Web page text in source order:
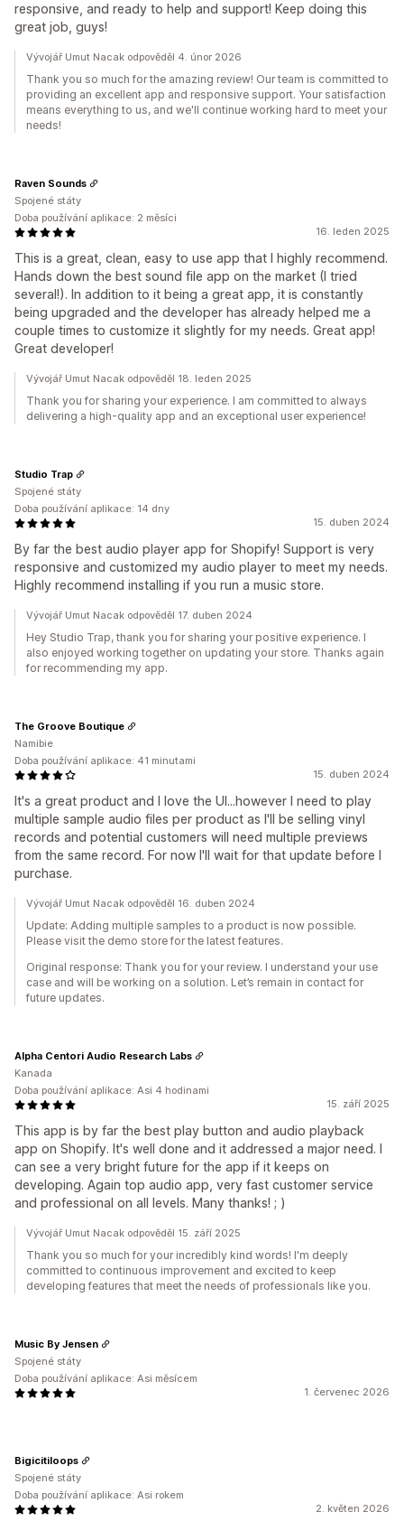
responsive, and ready to help and support! Keep doing this
great job, guys!
Vývojář Umut Nacak odpověděl 4. únor 2026
Thank you so much for the amazing review! Our team is committed to
providing an excellent app and responsive support. Your satisfaction
means everything to us, and we'll continue working hard to meet your
needs!
16. leden 2025
This is a great, clean, easy to use app that I highly recommend.
Hands down the best sound file app on the market (I tried
several!). In addition to it being a great app, it is constantly
being upgraded and the developer has already helped me a
couple times to customize it slightly for my needs. Great app!
Great developer!
Raven Sounds
Spojené státy
Doba používání aplikace: 2 měsíci
Vývojář Umut Nacak odpověděl 18. leden 2025
Thank you for sharing your experience. I am committed to always
delivering a high-quality app and an exceptional user experience!
15. duben 2024
By far the best audio player app for Shopify! Support is very
responsive and customized my audio player to meet my needs.
Highly recommend installing if you run a music store.
Studio Trap
Spojené státy
Doba používání aplikace: 14 dny
Vývojář Umut Nacak odpověděl 17. duben 2024
Hey Studio Trap, thank you for sharing your positive experience. I
also enjoyed working together on updating your store. Thanks again
for recommending my app.
15. duben 2024
It's a great product and I love the UI...however I need to play
multiple sample audio files per product as I'll be selling vinyl
records and potential customers will need multiple previews
from the same record. For now I'll wait for that update before I
purchase.
The Groove Boutique
Namibie
Doba používání aplikace: 41 minutami
Vývojář Umut Nacak odpověděl 16. duben 2024
Update: Adding multiple samples to a product is now possible.
Please visit the demo store for the latest features.
Original response: Thank you for your review. I understand your use
case and will be working on a solution. Let’s remain in contact for
future updates.
15. září 2025
This app is by far the best play button and audio playback
app on Shopify. It's well done and it addressed a major need. I
can see a very bright future for the app if it keeps on
developing. Again top audio app, very fast customer service
and professional on all levels. Many thanks! ; )
Alpha Centori Audio Research Labs
Kanada
Doba používání aplikace: Asi 4 hodinami
Vývojář Umut Nacak odpověděl 15. září 2025
Thank you so much for your incredibly kind words! I'm deeply
committed to continuous improvement and excited to keep
developing features that meet the needs of professionals like you.
1. červenec 2026
Music By Jensen
Spojené státy
Doba používání aplikace: Asi měsícem
2. květen 2026
Bigicitiloops
Spojené státy
Doba používání aplikace: Asi rokem